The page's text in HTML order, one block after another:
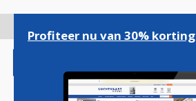
gaan
Profiteer nu van 30% korting